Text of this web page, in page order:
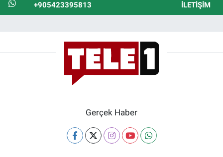
+905423395813 İLETIŞIM
Gerçek Haber